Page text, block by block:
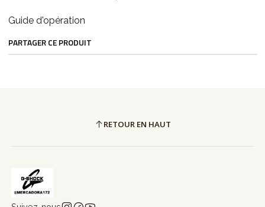
Guide d'opération
PARTAGER CE PRODUIT
RETOUR EN HAUT